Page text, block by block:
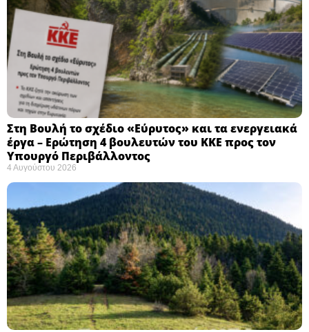
Στη Βουλή το σχέδιο «Εύρυτος» και τα ενεργειακά
έργα – Ερώτηση 4 βουλευτών του ΚΚΕ προς τον
Υπουργό Περιβάλλοντος
4 Αυγούστου 2026